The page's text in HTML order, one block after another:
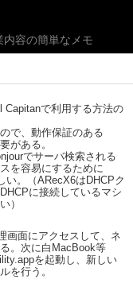
容の簡単なメモ
Capitanで利用する方法の
で、動作保証のある
がある。
でサーバ検索される
を容易にするために
い。（ARecX6はDHCPク
に接続しているマシ
）
画面にアクセスして、ネ
。次に白MacBook等
を起動し、新しい
を行う。